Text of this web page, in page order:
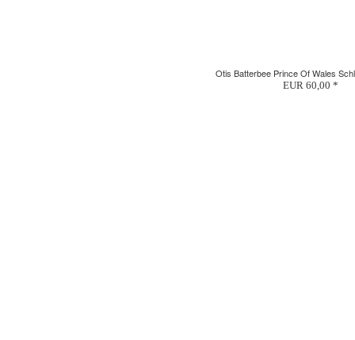
Otis Batterbee Prince Of Wales
EUR 60,00 *